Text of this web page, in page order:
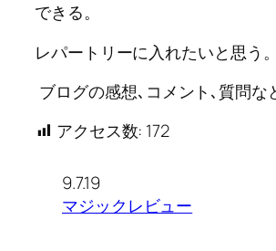
できる。
レパートリーに入れたいと思う。
ブログの感想､コメント､質問な
アクセス数: 172
9.7.19
マジックレビュー